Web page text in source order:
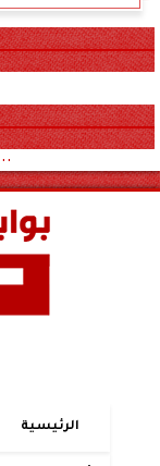
الرئيسية